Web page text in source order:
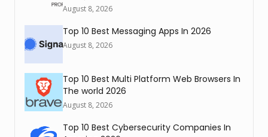
August 8, 2026
Top 10 Best Messaging Apps In 2026
August 8, 2026
Top 10 Best Multi Platform Web Browsers In
The world 2026
August 8, 2026
Top 10 Best Cybersecurity Companies In